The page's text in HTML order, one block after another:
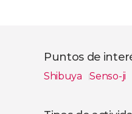
Puntos de
Shibuya Senso-ji